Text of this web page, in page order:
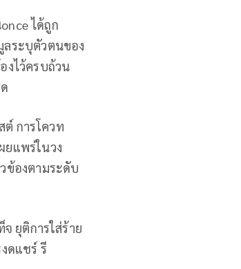
ได้ถูก
ลระบุตัวตนของ
งไว้ครบถ้วน
ต์ การโควท
ยแพร่ในวง
ข้องตามระดับ
ยุติการใส่ร้าย
ดแชร์ รี